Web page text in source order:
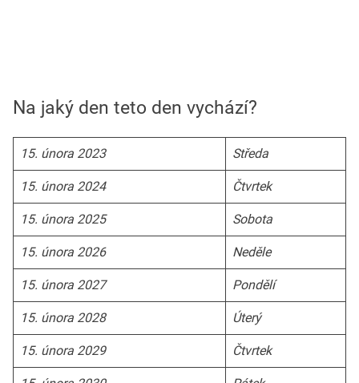
Na jaký den teto den vychází?
15. února 2023 Středa
15. února 2024 Čtvrtek
15. února 2025 Sobota
15. února 2026 Neděle
15. února 2027 Pondělí
15. února 2028 Úterý
15. února 2029 Čtvrtek